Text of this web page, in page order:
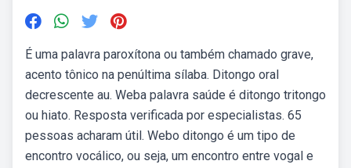
É uma palavra paroxítona ou também chamado grave,
acento tônico na penúltima sílaba. Ditongo oral
decrescente au. Weba palavra saúde é ditongo tritongo
ou hiato. Resposta verificada por especialistas. 65
pessoas acharam útil. Webo ditongo é um tipo de
encontro vocálico, ou seja, um encontro entre vogal e